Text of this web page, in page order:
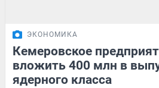
ЭКОНОМИКА
Кемеровское
вложить 400 млн в
ядерного класса